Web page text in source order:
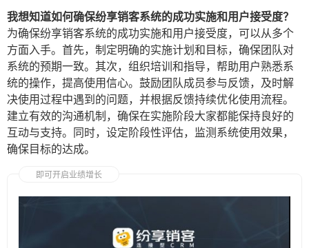
我想知道如何确保纷享销客系统的成功实施和用户接受度？
为确保纷享销客系统的成功实施和用户接受度，可以从多个
方面入手。首先，制定明确的实施计划和目标，确保团队对
系统的预期一致。其次，组织培训和指导，帮助用户熟悉系
统的操作，提高使用信心。鼓励团队成员参与反馈，及时解
决使用过程中遇到的问题，并根据反馈持续优化使用流程。
建立有效的沟通机制，确保在实施阶段大家都能保持良好的
互动与支持。同时，设定阶段性评估，监测系统使用效果，
确保目标的达成。
即可开启业绩增长